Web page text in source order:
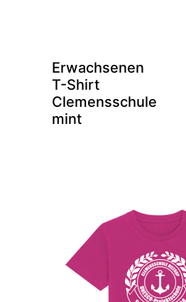
Erwachsenen
T-Shirt
Clemensschule
mint